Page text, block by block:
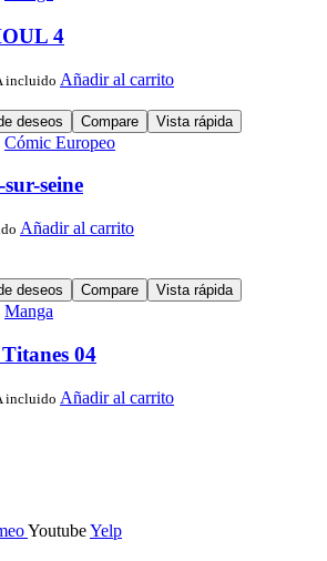
4
incluido Añadir al carrito
deseos Compare Vista rápida
Cómic Europeo
seine
Añadir al carrito
deseos Compare Vista rápida
Manga
04
incluido Añadir al carrito
YoutubeYelp